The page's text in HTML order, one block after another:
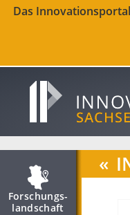
Das
Forschungs­
landschaft
«